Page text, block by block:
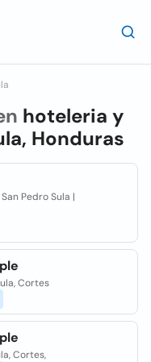
hoteleria y
Honduras
San Pedro Sula |
Cortes
Cortes,